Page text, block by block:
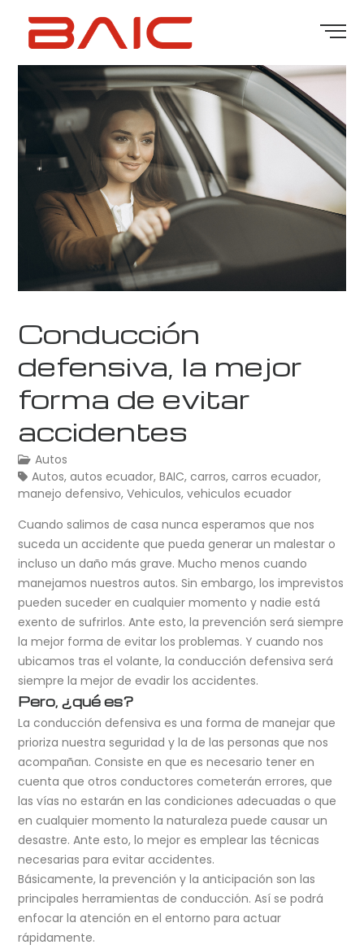
Conducción
defensiva, la mejor
forma de evitar
accidentes
Autos
Autos,autos ecuador,BAIC,carros,carros ecuador,
manejo defensivo,Vehiculos,vehiculos ecuador
Cuando salimos de casa nunca esperamos que nos
suceda un accidente que pueda generar un malestar o
incluso un daño más grave. Mucho menos cuando
manejamos nuestros autos. Sin embargo, los imprevistos
pueden suceder en cualquier momento y nadie está
exento de sufrirlos. Ante esto, la prevención será siempre
la mejor forma de evitar los problemas. Y cuando nos
ubicamos tras el volante, la conducción defensiva será
siempre la mejor de evadir los accidentes.
Pero, ¿qué es?
La conducción defensiva es una forma de manejar que
prioriza nuestra seguridad y la de las personas que nos
acompañan. Consiste en que es necesario tener en
cuenta que otros conductores cometerán errores, que
las vías no estarán en las condiciones adecuadas o que
en cualquier momento la naturaleza puede causar un
desastre. Ante esto, lo mejor es emplear las técnicas
necesarias para evitar accidentes.
Básicamente, la prevención y la anticipación son las
principales herramientas de conducción. Así se podrá
enfocar la atención en el entorno para actuar
rápidamente.